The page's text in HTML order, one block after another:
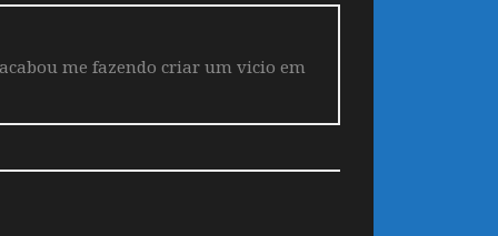
me fazendo criar um vicio em